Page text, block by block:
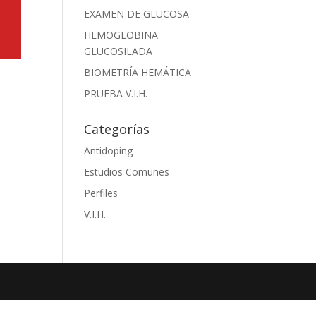
EXAMEN DE GLUCOSA
HEMOGLOBINA
GLUCOSILADA
BIOMETRÍA HEMÁTICA
PRUEBA V.I.H.
Categorías
Antidoping
Estudios Comunes
Perfiles
V.I.H.